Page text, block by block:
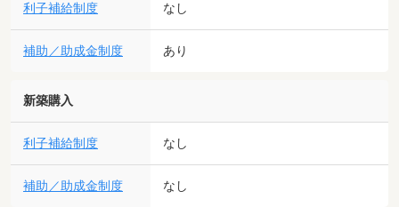
利子補給制度 なし
補助／助成金制度 あり
新築購入
利子補給制度 なし
補助／助成金制度 なし